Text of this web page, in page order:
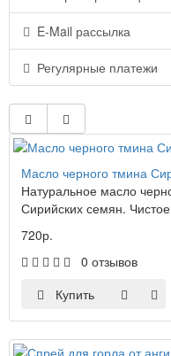
E-Mail рассылка
Регулярные платежи
Масло черного тмина
Натуральное масло
Сирийских семян.
720р.
0 отзывов
Купить